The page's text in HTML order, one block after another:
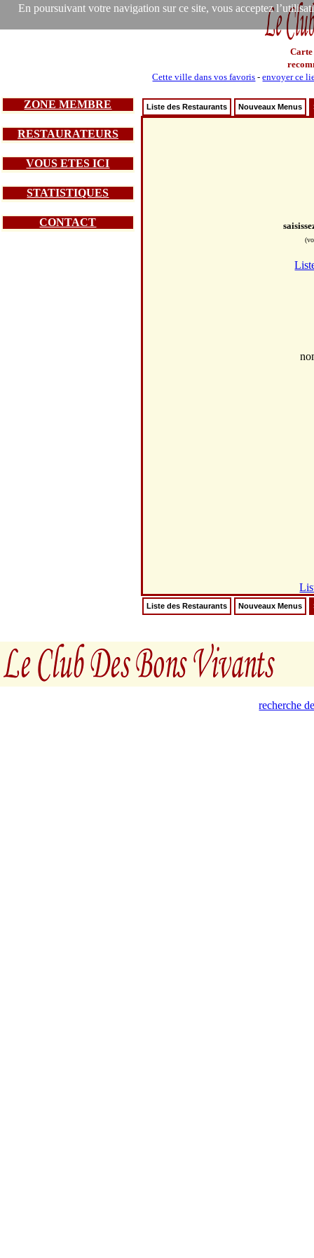
En poursuivant votre navigation sur ce site, vous acceptez
Carte
Cette ville dans vos favoris -envoyer ce
ZONE MEMBRE
RESTAURATEURS
VOUS ETES ICI
STATISTIQUES
CONTACT
Liste des Restaurants Nouveaux Menus
Liste des Restaurants Nouveaux Menus
recherche